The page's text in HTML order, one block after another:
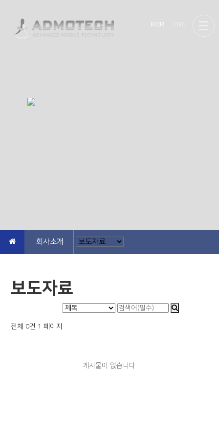
KOR
회사소개
보도자료
전체 0건 1 페이지
게시물이 없습니다.